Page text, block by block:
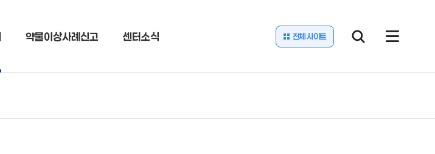
전체 사이트
약물이상사례신고 센터소식